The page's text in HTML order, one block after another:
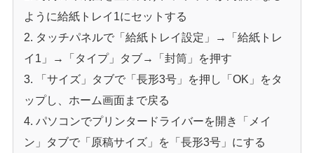
ように給紙トレイ1にセットする
タッチパネルで「給紙トレイ設定」→「給紙トレ
イ1」→「タイプ」タブ→「封筒」を押す
「サイズ」タブで「長形3号」を押し「OK」をタ
ップし、ホーム画面まで戻る
パソコンでプリンタードライバーを開き「メイ
ン」タブで「原稿サイズ」を「長形3号」にする